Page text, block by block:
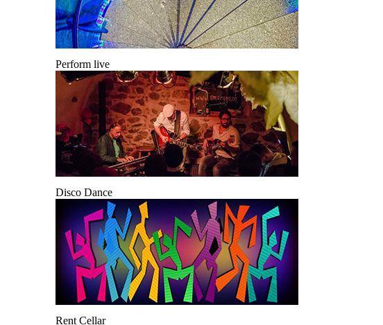
Perform live
Disco Dance
Rent Cellar